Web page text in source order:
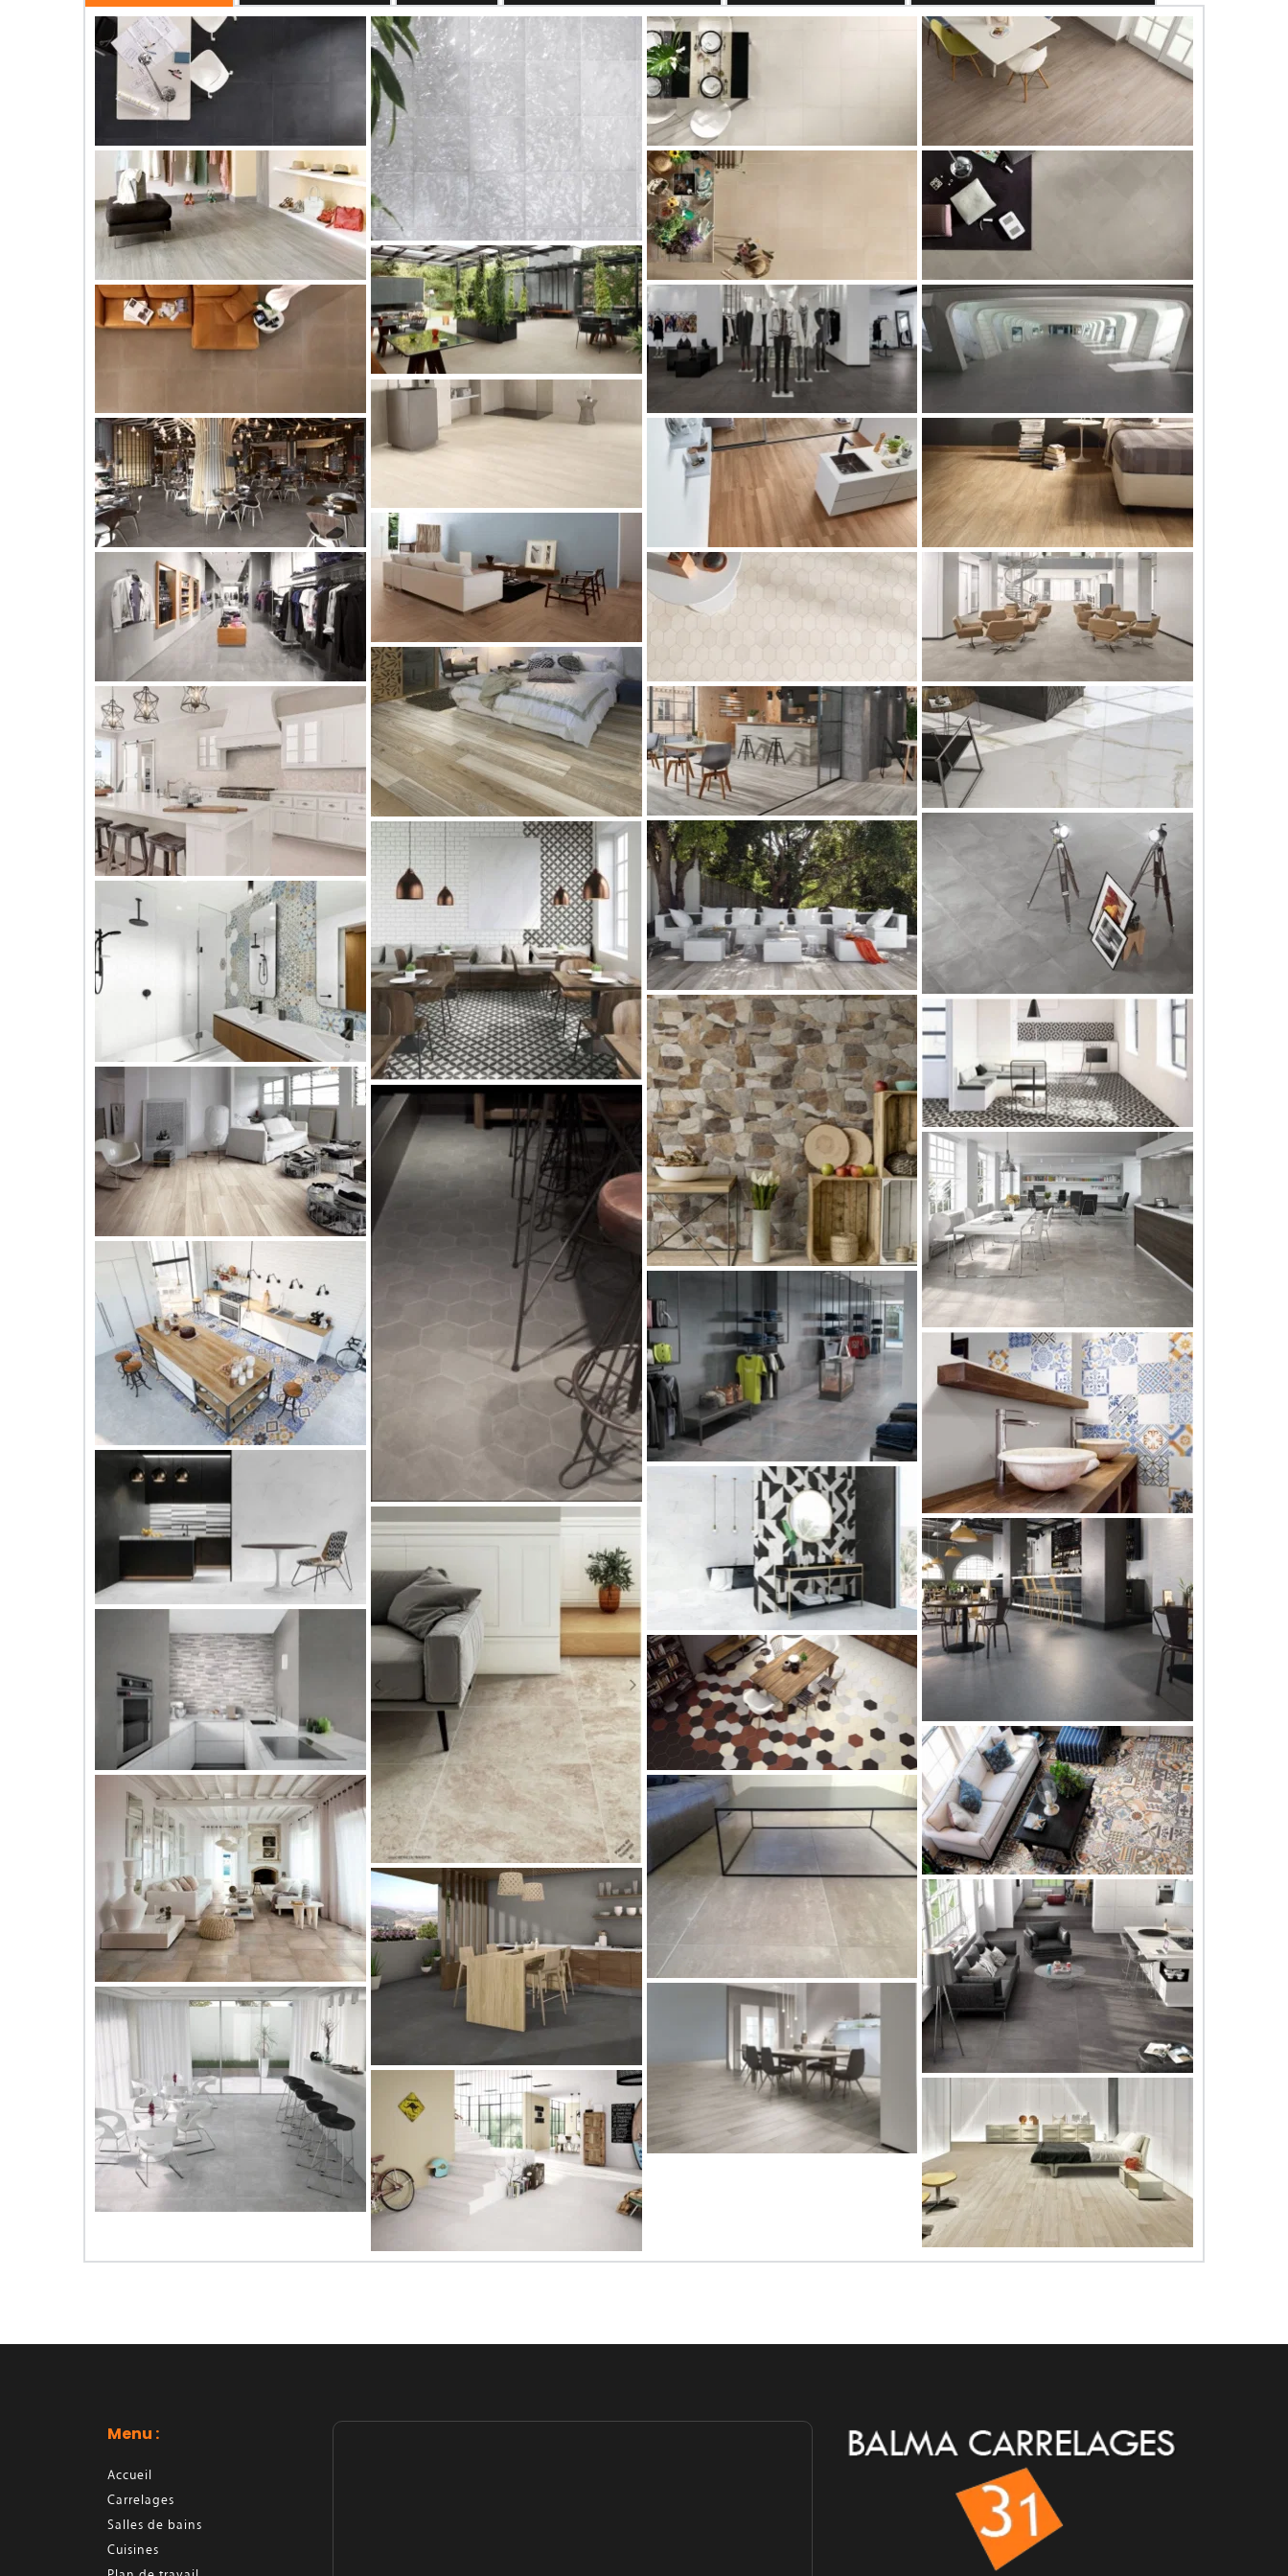
Menu :
Accueil
Carrelages
Salles de bains
Cuisines